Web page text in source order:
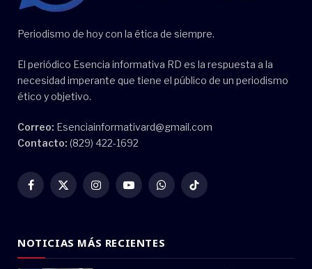
Periodismo de hoy con la ética de siempre.
El periódico Esencia informativa RD es la respuesta a la
necesidad imperante que tiene el público de un periodismo
ético y objetivo.
Correo: Esenciainformativard@gmail.com
Contacto: (829) 422-1692
Facebook
X
InstagramYouTubeWhatsAppTikTok
NOTICIAS MÁS RECIENTES